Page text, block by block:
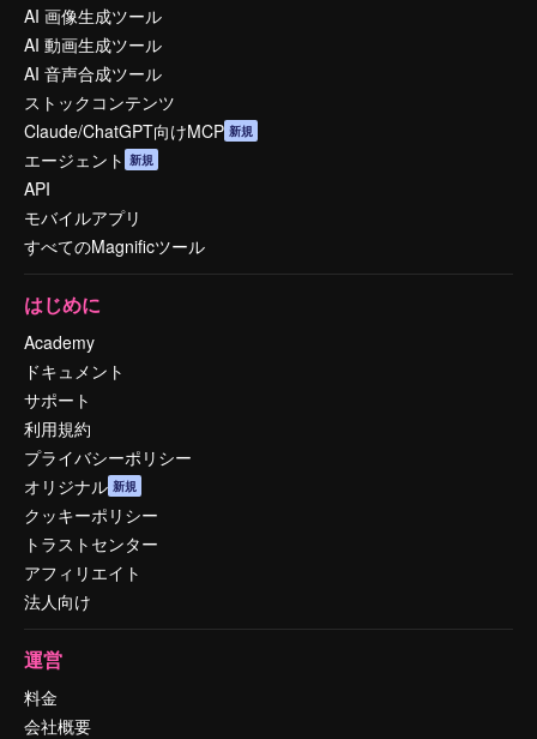
AI 画像生成ツール
AI 動画生成ツール
AI 音声合成ツール
ストックコンテンツ
Claude/ChatGPT向けMCP 新規
エージェント 新規
API
モバイルアプリ
すべてのMagnificツール
はじめに
Academy
ドキュメント
サポート
利用規約
プライバシーポリシー
オリジナル 新規
クッキーポリシー
トラストセンター
アフィリエイト
法人向け
運営
料金
会社概要